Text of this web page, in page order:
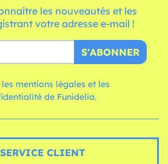
les nouveautés et les
votre adresse e-mail !
S'ABONNER
mentions légales et les
de Funidelia.
CLIENT